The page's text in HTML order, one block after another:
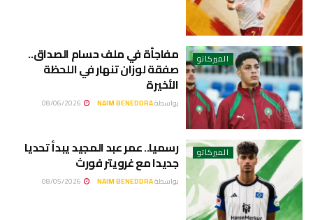
الميركاتو مفاجأة في ملف حسام الصداق..
صفقة لوزان تنهار في اللحظة
الأخيرة
بواسطةNAIM BENEDDRA
الميركاتو رسميا.. عمر عبد المجيد يبدأ تحديا
جديدا مع غرويتر فورث
بواسطةNAIM BENEDDRA